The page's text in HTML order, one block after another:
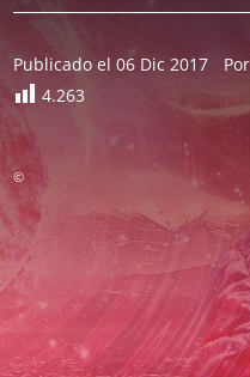
Publicado el 06 Dic 2017 Por
4.263
©